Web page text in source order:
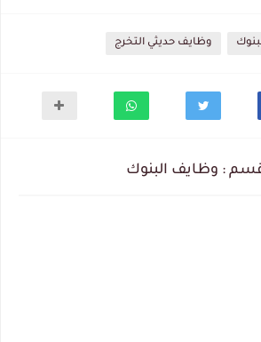
وظايف حديثي التخرج
: وظايف البنوك